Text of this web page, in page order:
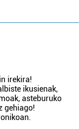
irekira!
ikusienak,
asteburuko
gehiago!